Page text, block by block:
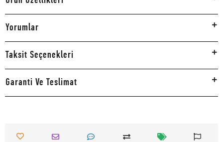
Yorumlar
Taksit Seçenekleri
Garanti Ve Teslimat